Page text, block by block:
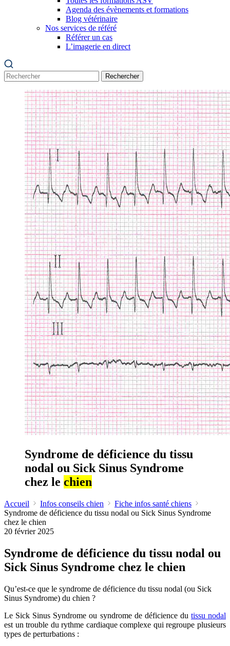
Agenda des évènements et formations
Blog vétérinaire
Nos services de référé
Référer un cas
L’imagerie en direct
Rechercher
Syndrome de déficience du tissu
nodal ou Sick Sinus Syndrome
chez le chien
Accueil Infos conseils chien
Fiche infos santé chiens
Syndrome de déficience du tissu nodal ou Sick Sinus Syndrome
chez le chien
20 février 2025
Syndrome de déficience du tissu nodal ou
Sick Sinus Syndrome chez le chien
Qu’est-ce que le syndrome de déficience du tissu nodal (ou Sick
Sinus Syndrome) du chien ?
Le Sick Sinus Syndrome ou syndrome de déficience du tissu nodal
est un trouble du rythme cardiaque complexe qui regroupe plusieurs
types de perturbations :